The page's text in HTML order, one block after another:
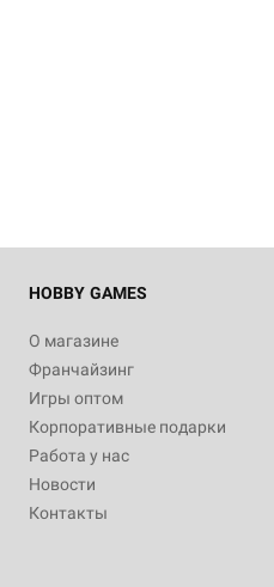
HOBBY GAMES
О магазине
Франчайзинг
Игры оптом
Корпоративные подарки
Работа у нас
Новости
Контакты